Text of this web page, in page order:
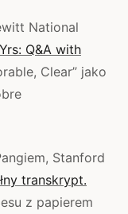
National
Q&A with
Clear” jako
Stanford
transkrypt.
z papierem